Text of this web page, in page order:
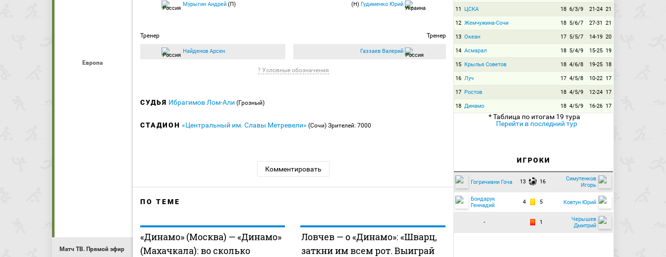
Европа
Матч ТВ. Прямой эфир
Мурыгин Андрей (П)
Тренер
Найденов Арсен
(Н) Гудименко Юрий
Тренер
Газзаев Валерий
? Условные обозначения
СУДЬЯ Ибрагимов Лом-Али (Грозный)
СТАДИОН «Центральный им. Славы Метревели» (Сочи) Зрителей: 7000
Комментировать
ПО ТЕМЕ
«Динамо» (Москва) — «Динамо»
(Махачкала): во сколько
Ловчев — о «Динамо»: «Шварц,
заткни им всем рот. Выиграй
11 ЦСКА 18 6/3/9 21-24 21
12 Жемчужина-Сочи 18 5/6/7 27-31 21
13 Океан 17 5/5/7 14-19 20
14 Асмарал 18 5/4/9 15-25 19
15 Крылья Советов 18 4/6/8 19-25 18
16 Луч 17 4/5/8 10-22 17
17 Ростов 18 4/5/9 12-24 17
18 Динамо 18 4/5/9 16-26 17
* Таблица по итогам 19 тура
Перейти в последний тур
ИГРОКИ
Гогричиани Гоча 13 16
Симутенков
Игорь
Бондарук
Геннадий
4 5 Ковтун Юрий
- 1
Черышев
Дмитрий